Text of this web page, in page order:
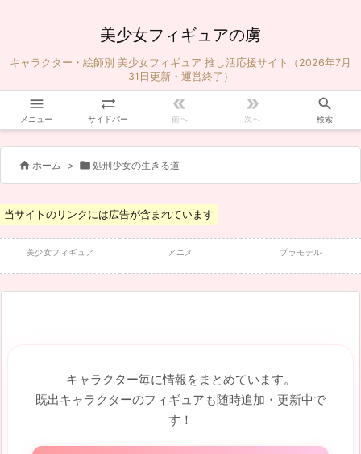
美少女フィギュアの虜
キャラクター・絵師別 美少女フィギュア 推し活応援サイト（2026年7月
31日更新・運営終了）

メニュー

サイドバー

前へ

次へ

検索
 ホーム >  処刑少女の生きる道
当サイトのリンクには広告が含まれています
美少女フィギュア アニメ プラモデル
キャラクター毎に情報をまとめています。
既出キャラクターのフィギュアも随時追加・更新中で
す！